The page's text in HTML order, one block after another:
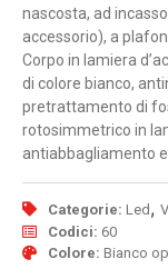
nascosta, ad
accessorio), a
Corpo in lamiera
di colore bianco,
pretrattamento di
rotosimmetrico in
antiabbagliamento
Categorie: Led ,
Codici: 60
Colore: Bianco